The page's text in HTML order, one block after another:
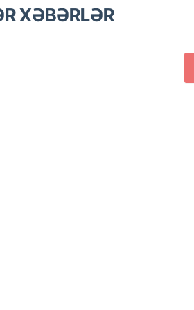
XƏBƏRLƏR